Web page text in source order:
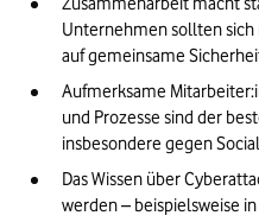
Unternehmen sollten
auf gemeinsame
Aufmerksame
und Prozesse sind der
insbesondere gegen
Das Wissen über
werden – beispielsweise